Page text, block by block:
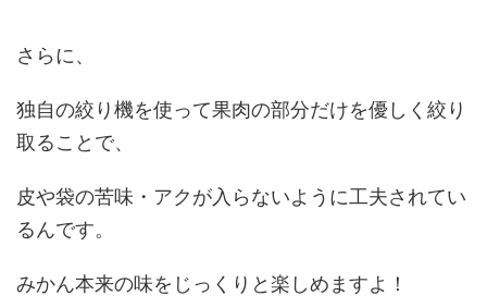
さらに、
独自の絞り機を使って果肉の部分だけを優しく絞り
取ることで、
皮や袋の苦味・アクが入らないように工夫されてい
るんです。
みかん本来の味をじっくりと楽しめますよ！